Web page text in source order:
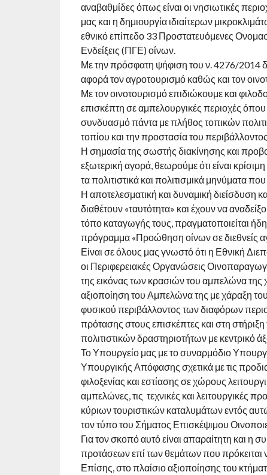
αναβαθμίδες όπως είναι οι νησιωτικές
μας και η δημιουργία ιδιαίτερων
εθνικό επίπεδο 33 Προστατευόμενες
Ενδείξεις (ΠΓΕ) οίνων.
Με την πρόσφατη ψήφιση του ν. 4276/2014
αφορά τον αγροτουρισμό καθώς και τον
Με τον οινοτουρισμό επιδιώκουμε και
επισκέπτη σε αμπελουργικές περιοχές
συνδυασμό πάντα με πλήθος τοπικών
τοπίου και την προστασία του
Η σημασία της σωστής διακίνησης και
εξωτερική αγορά, θεωρούμε ότι είναι
τα πολιτιστικά και πολιτισμικά μηνύματα
Η αποτελεσματική και δυναμική
διαθέτουν «ταυτότητα» και έχουν να
τόπο καταγωγής τους, πραγματοποιείται
πρόγραμμα «Προώθηση οίνων σε διεθνείς
Είναι σε όλους μας γνωστό ότι η Εθνική
οι Περιφερειακές Οργανώσεις
της εικόνας των κρασιών του αμπελώνα
αξιοποίηση του Αμπελώνα της με χάραξη
φυσικού περιβάλλοντος των διαφόρων
πρότασης στους επισκέπτες και στη
πολιτιστικών δραστηριοτήτων με κεντρικό
Το Υπουργείο μας με το συναρμόδιο
Υπουργικής Απόφασης σχετικά με τις
φιλοξενίας και εστίασης σε χώρους
αμπελώνες, τις τεχνικές και λειτουργικές
κύριων τουριστικών καταλυμάτων εντός
τον τύπο του Σήματος Επισκέψιμου
Για τον σκοπό αυτό είναι απαραίτητη και
προτάσεων επί των θεμάτων που
Επίσης, στο πλαίσιο αξιοποίησης του